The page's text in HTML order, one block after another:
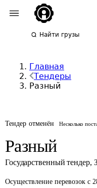
Найти грузы
Главная
Тендеры
Разный
Тендер отменён Несколько
Разный
Государственный тендер,
Осуществление перевозок с